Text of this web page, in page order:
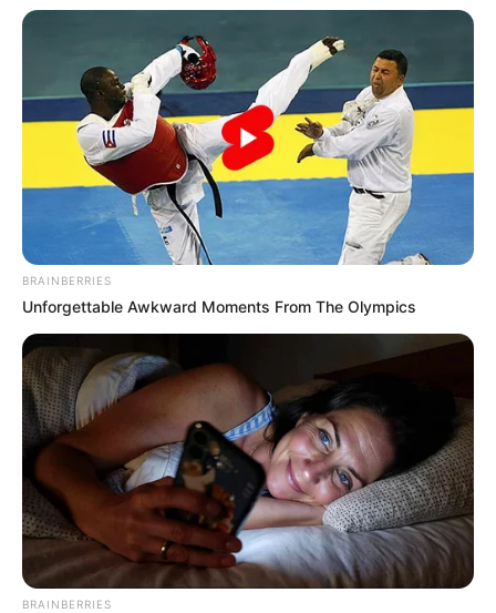
dadurch der Preis ändert.
BRAINBERRIES
Unforgettable Awkward Moments From The Olympics
BRAINBERRIES